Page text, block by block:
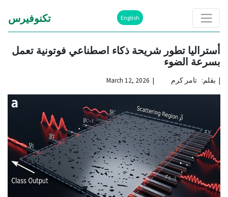
English تكنوفيرس
أستراليا تطور شريحة ذكاء اصطناعي فوتونية تعمل
بسرعة الضوء
| بقلم: تامر كرم | March 12, 2026